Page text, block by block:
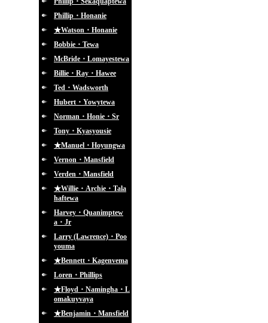
Phillip・Honanie
★Watson・Honanie
Bobbie・Tewa
McBride・Lomayestewa
Billie・Ray・Hawee
Ted・Wadsworth
Hubert・Yowytewa
Norman・Honie・Sr
Tony・Kyasyousie
★Manuel・Hoyungwa
Vernon・Mansfield
Verden・Mansfield
★Willie・Archie・Tala
haftewa
Harvey・Quanimptew
a・Jr
Larry (Lawrence)・Poo
youma
★Bennett・Kagenvema
Loren・Phillips
★Floyd・Namingha・L
omakuyvaya
★Benjamin・Mansfield